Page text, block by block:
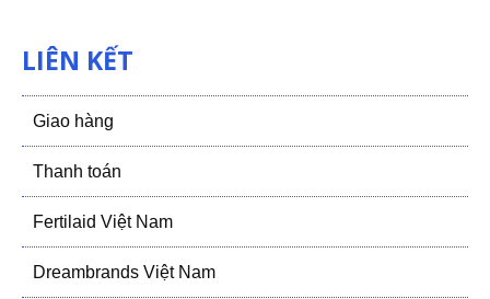
LIÊN KẾT
Giao hàng
Thanh toán
Fertilaid Việt Nam
Dreambrands Việt Nam